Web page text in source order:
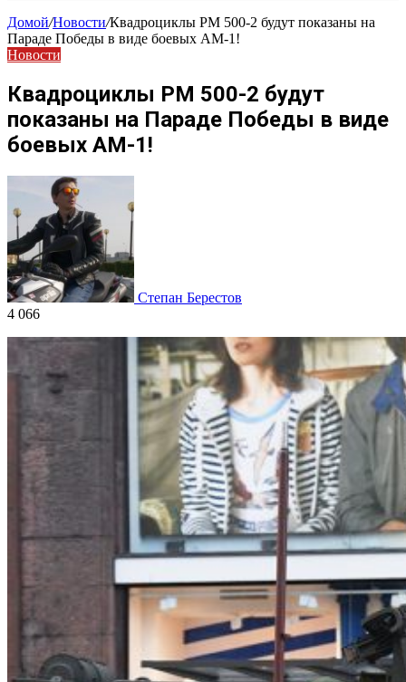
Домой/Новости/Квадроциклы РМ 500-2 будут показаны на
Параде Победы в виде боевых АМ-1!
Новости
Квадроциклы РМ 500-2 будут
показаны на Параде Победы в виде
боевых АМ-1!
Степан Берестов
4 066